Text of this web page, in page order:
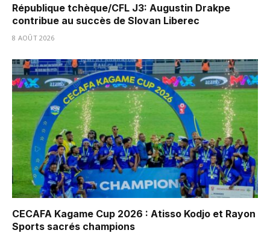
République tchèque/CFL J3: Augustin Drakpe
contribue au succès de Slovan Liberec
8 AOÛT 2026
CECAFA Kagame Cup 2026 : Atisso Kodjo et Rayon
Sports sacrés champions